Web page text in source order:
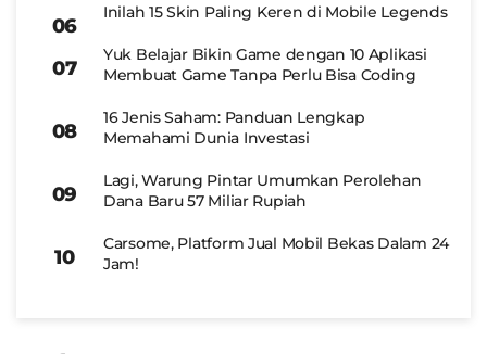
Inilah 15 Skin Paling Keren di Mobile Legends
Yuk Belajar Bikin Game dengan 10 Aplikasi
Membuat Game Tanpa Perlu Bisa Coding
16 Jenis Saham: Panduan Lengkap
Memahami Dunia Investasi
Lagi, Warung Pintar Umumkan Perolehan
Dana Baru 57 Miliar Rupiah
Carsome, Platform Jual Mobil Bekas Dalam 24
Jam!